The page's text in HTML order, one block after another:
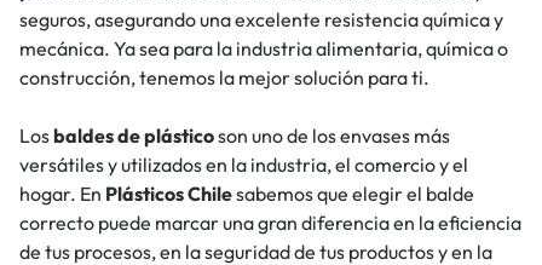
seguros, asegurando una excelente resistencia química y
mecánica. Ya sea para la industria alimentaria, química o
construcción, tenemos la mejor solución para ti.
Losbaldes de plásticoson uno de los envases más
versátiles y utilizados en la industria, el comercio y el
hogar. En Plásticos Chilesabemos que elegir el balde
correcto puede marcar una gran diferencia en la eficiencia
de tus procesos, en la seguridad de tus productos y en la